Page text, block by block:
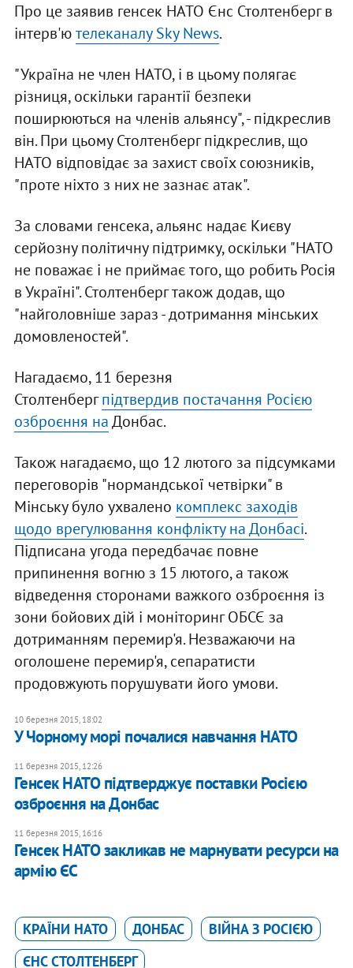
Про це заявив генсек НАТО Єнс Столтенберг в
інтерв'ютелеканалу Sky News.
"Україна не член НАТО, і в цьому полягає
різниця, оскільки гарантії безпеки
поширюються на членів альянсу", - підкреслив
він. При цьому Столтенберг підкреслив, що
НАТО відповідає за захист своїх союзників,
"проте ніхто з них не зазнає атак".
За словами генсека, альянс надає Києву
серйозну політичну підтримку, оскільки "НАТО
не поважає і не приймає того, що робить Росія
в Україні". Столтенберг також додав, що
"найголовніше зараз - дотримання мінських
домовленостей".
Нагадаємо, 11 березня
Столтенбергпідтвердив постачання Росією
озброєння наДонбас.
Також нагадаємо, що 12 лютого за підсумками
переговорів "нормандської четвірки" в
Мінську було ухвалено комплекс заходів
щодо врегулювання конфлікту на Донбасі.
Підписана угода передбачає повне
припинення вогню з 15 лютого, а також
відведення сторонами важкого озброєння із
зони бойових дій і моніторинг ОБСЄ за
дотриманням перемир'я. Незважаючи на
оголошене перемир'я, сепаратисти
продовжують порушувати його умови.
10 березня 2015, 18:02
У Чорному морі почалися навчання НАТО
11 березня 2015, 12:26
Генсек НАТО підтверджує поставки Росією
озброєння на Донбас
11 березня 2015, 16:16
Генсек НАТО закликав не марнувати ресурси на
армію ЄС
КРАЇНИ НАТО ДОНБАС
ВІЙНА З РОСІЄЮ
ЄНС СТОЛТЕНБЕРГ